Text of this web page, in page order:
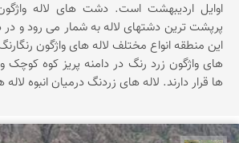
اوایل اردیبهشت است. دشت های لاله واژگون
پرپشت ترین دشتهای لاله به شمار می رود و در
های واژگون زرد رنگ در دامنه پریز کوه کوچک
ها قرار دارند. لاله های زردنگ درمیان انبوه لاله های قرمز زیبا